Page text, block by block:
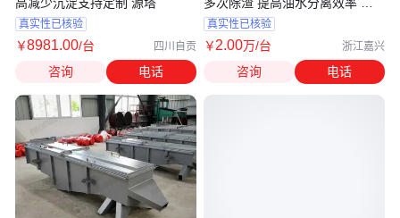
真实性已核验
￥8981.00/台 四川自贡
咨询 电话
米诺
真实性已核验
￥2.00万/台 浙江嘉兴
咨询 电话